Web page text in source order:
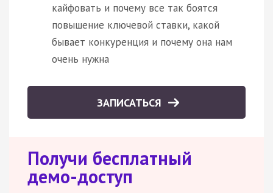
кайфовать и почему все так боятся
повышение ключевой ставки, какой
бывает конкуренция и почему она нам
очень нужна
ЗАПИСАТЬСЯ
Получи бесплатный
демо-доступ